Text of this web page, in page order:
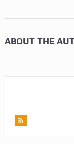
ABOUT THE